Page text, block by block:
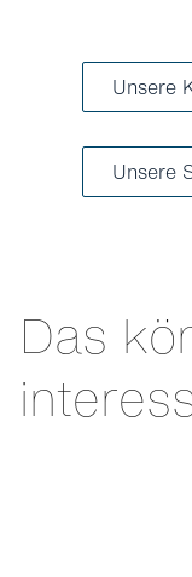
Unsere
Unsere
Das